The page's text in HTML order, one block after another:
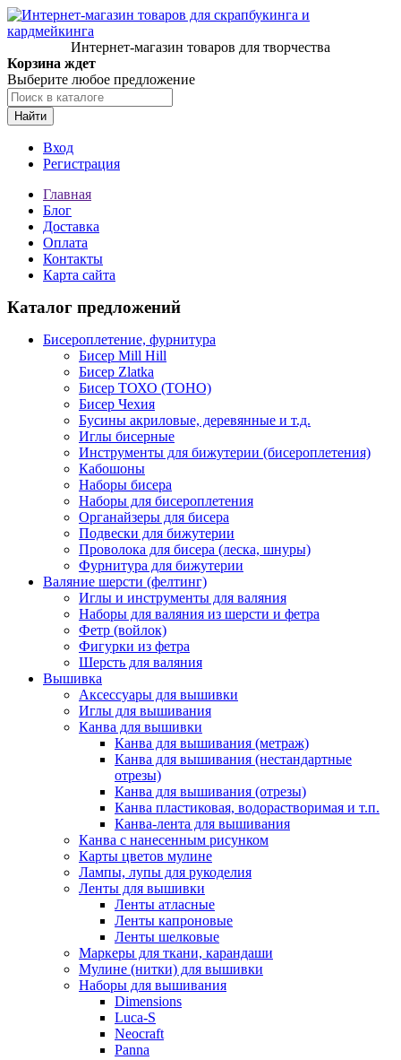
Интернет-магазин товаров для творчества
Корзина ждет
Выберите любое предложение
Найти
Вход
Регистрация
Главная
Блог
Доставка
Оплата
Контакты
Карта сайта
Каталог предложений
Бисероплетение, фурнитура
Бисер Mill Hill
Бисер Zlatka
Бисер ТОХО (TOHO)
Бисер Чехия
Бусины акриловые, деревянные и т.д.
Иглы бисерные
Инструменты для бижутерии (бисероплетения)
Кабошоны
Наборы бисера
Наборы для бисероплетения
Органайзеры для бисера
Подвески для бижутерии
Проволока для бисера (леска, шнуры)
Фурнитура для бижутерии
Валяние шерсти (фелтинг)
Иглы и инструменты для валяния
Наборы для валяния из шерсти и фетра
Фетр (войлок)
Фигурки из фетра
Шерсть для валяния
Вышивка
Аксессуары для вышивки
Иглы для вышивания
Канва для вышивки
Канва для вышивания (метраж)
Канва для вышивания (нестандартные
отрезы)
Канва для вышивания (отрезы)
Канва пластиковая, водорастворимая и т.п.
Канва-лента для вышивания
Канва с нанесенным рисунком
Карты цветов мулине
Лампы, лупы для рукоделия
Ленты для вышивки
Ленты атласные
Ленты капроновые
Ленты шелковые
Маркеры для ткани, карандаши
Мулине (нитки) для вышивки
Наборы для вышивания
Dimensions
Luca-S
Neocraft
Panna